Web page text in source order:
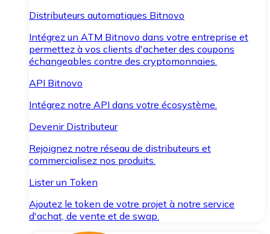
Distributeurs automatiques Bitnovo
Intégrez un ATM Bitnovo dans votre entreprise et
permettez à vos clients d'acheter des coupons
échangeables contre des cryptomonnaies.
API Bitnovo
Intégrez notre API dans votre écosystème.
Devenir Distributeur
Rejoignez notre réseau de distributeurs et
commercialisez nos produits.
Lister un Token
Ajoutez le token de votre projet à notre service
d'achat, de vente et de swap.